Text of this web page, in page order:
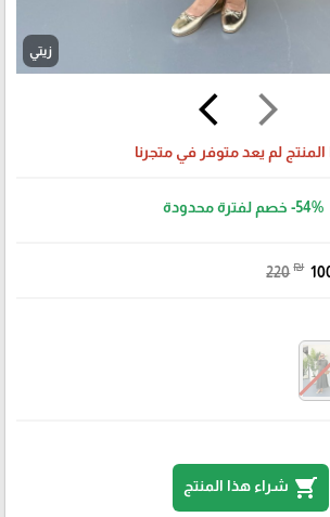
زيتي
arrow_forward_ios
arrow_back_ios
لم يعد متوفر في متجرنا
-54% خصم لفترة محدودة
220 ₪
shopping_cart شراء هذا المنتج